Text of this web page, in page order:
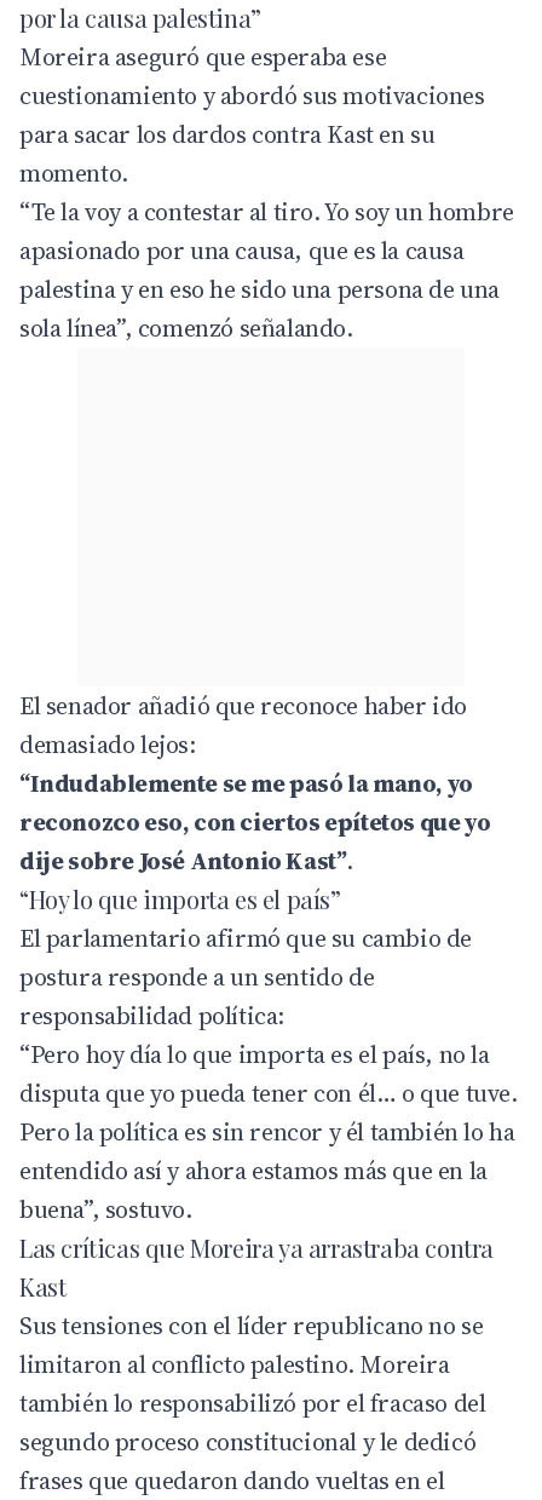
por la causa palestina”
Moreira aseguró que esperaba ese
cuestionamiento y abordó sus motivaciones
para sacar los dardos contra Kast en su
momento.
“Te la voy a contestar al tiro. Yo soy un hombre
apasionado por una causa, que es la causa
palestina y en eso he sido una persona de una
sola línea”, comenzó señalando.
El senador añadió que reconoce haber ido
demasiado lejos:
“Indudablemente se me pasó la mano, yo
reconozco eso, con ciertos epítetos que yo
dije sobre José Antonio Kast”.
“Hoy lo que importa es el país”
El parlamentario afirmó que su cambio de
postura responde a un sentido de
responsabilidad política:
“Pero hoy día lo que importa es el país, no la
disputa que yo pueda tener con él… o que tuve.
Pero la política es sin rencor y él también lo ha
entendido así y ahora estamos más que en la
buena”, sostuvo.
Las críticas que Moreira ya arrastraba contra
Kast
Sus tensiones con el líder republicano no se
limitaron al conflicto palestino. Moreira
también lo responsabilizó por el fracaso del
segundo proceso constitucional y le dedicó
frases que quedaron dando vueltas en el